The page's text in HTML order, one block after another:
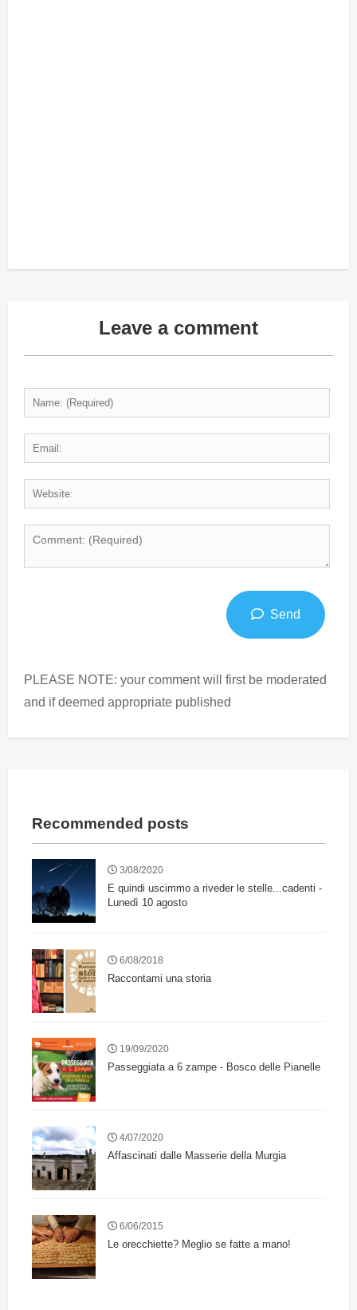
Leave a comment
Send
PLEASE NOTE: your comment will first be moderated
and if deemed appropriate published
Recommended posts
3/08/2020
E quindi uscimmo a riveder le stelle...cadenti -
Lunedì 10 agosto
6/08/2018
Raccontami una storia
19/09/2020
Passeggiata a 6 zampe - Bosco delle Pianelle
4/07/2020
Affascinati dalle Masserie della Murgia
6/06/2015
Le orecchiette? Meglio se fatte a mano!